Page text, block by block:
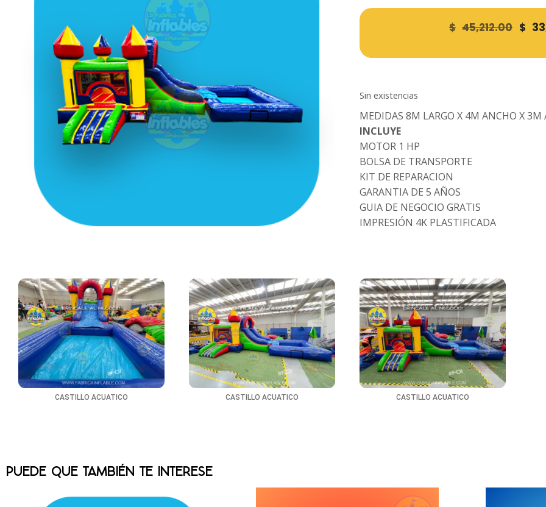
$ 45,212.00 $
Sin existencias
MEDIDAS 8M LARGO X 4M ANCHO X 3M
INCLUYE
MOTOR 1 HP
BOLSA DE TRANSPORTE
KIT DE REPARACION
GARANTIA DE 5 AÑOS
GUIA DE NEGOCIO GRATIS
IMPRESIÓN 4K PLASTIFICADA
CASTILLO ACUATICO CASTILLO ACUATICO CASTILLO ACUATICO
PUEDE QUE TAMBIÉN TE INTERESE